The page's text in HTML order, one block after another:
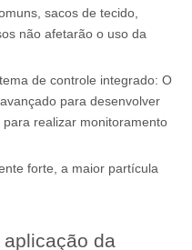
sacos de tecido,
não afetarão o uso da
de controle integrado: O
para desenvolver
realizar monitoramento
forte, a maior partícula
da